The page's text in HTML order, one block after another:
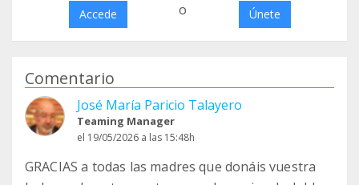
Accede o Únete
Comentario
José María Paricio Talayero
Teaming Manager
el 19/05/2026 a las 15:48h
GRACIAS a todas las madres que donáis vuestra